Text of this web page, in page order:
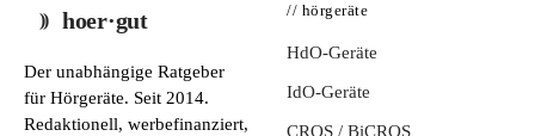
hoer·gut
Der unabhängige Ratgeber
für Hörgeräte. Seit 2014.
Redaktionell, werbefinanziert,
// hörgeräte
HdO-Geräte
IdO-Geräte
CROS / BiCROS